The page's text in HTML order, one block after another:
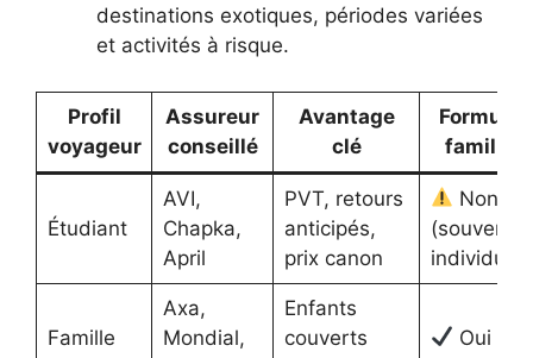
destinations exotiques, périodes variées
et activités à risque.
Profil
voyageur
Assureur
conseillé
Avantage
clé
Formule
famille
Étudiant
AVI,
Chapka,
April
PVT, retours
anticipés,
prix canon
Non
(souvent
individuel)
Famille
Axa,
Mondial,
Enfants
couverts
Oui